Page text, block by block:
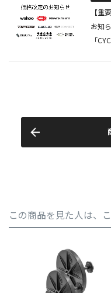
この商品を見た人は、